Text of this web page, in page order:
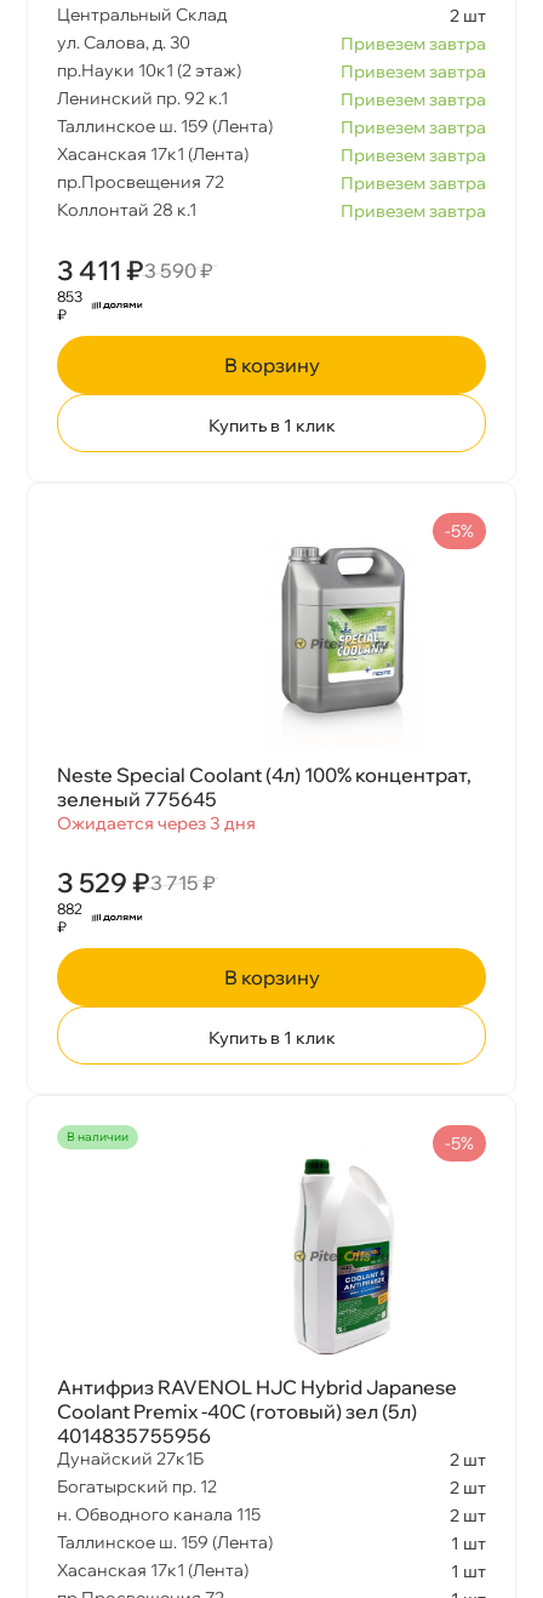
Центральный Склад
2 шт
ул. Салова, д. 30
Привезем завтра
пр.Науки 10к1 (2 этаж)
Привезем завтра
Ленинский пр. 92 к.1
Привезем завтра
Таллинское ш. 159 (Лента)
Привезем завтра
Хасанская 17к1 (Лента)
Привезем завтра
пр.Просвещения 72
Привезем завтра
Коллонтай 28 к.1
Привезем завтра
3 411 ₽3 590 ₽
853
₽
корзину
Купить в 1 клик
Neste Special Coolant (4л) 100% концентрат,
зеленый 775645
Ожидается через 3 дня
3 529 ₽3 715 ₽
-5%
882
₽
корзину
Купить в 1 клик
наличии
Антифриз RAVENOL HJC Hybrid Japanese
Coolant Premix -40C (готовый) зел (5л)
4014835755956
Дунайский 27к1Б
2 шт
Богатырский пр. 12
2 шт
н. Обводного канала 115
2 шт
Таллинское ш. 159 (Лента)
1 шт
Хасанская 17к1 (Лента)
1 шт
-5%